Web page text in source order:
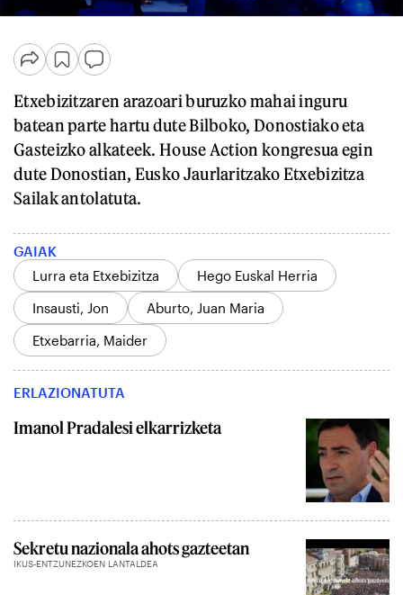
Etxebizitzaren arazoari buruzko mahai inguru
batean parte hartu dute Bilboko, Donostiako eta
Gasteizko alkateek. House Action kongresua egin
dute Donostian, Eusko Jaurlaritzako Etxebizitza
Sailak antolatuta.
GAIAK
Lurra eta Etxebizitza
Hego Euskal Herria
Insausti, Jon
Aburto, Juan Maria
Etxebarria, Maider
ERLAZIONATUTA
Imanol Pradalesi elkarrizketa
Sekretu nazionala ahots gazteetan
IKUS-ENTZUNEZKOEN LANTALDEA